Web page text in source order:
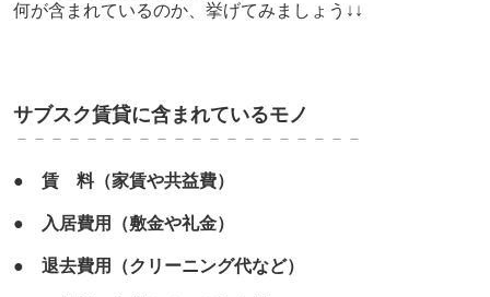
何が含まれているのか、挙げてみましょう↓↓
サブスク賃貸に含まれているモノ
－－－－－－－－－－－－－ －－－－－－－
● 賃 料（家賃や共益費）
● 入居費用（敷金や礼金）
● 退去費用（クリーニング代など）